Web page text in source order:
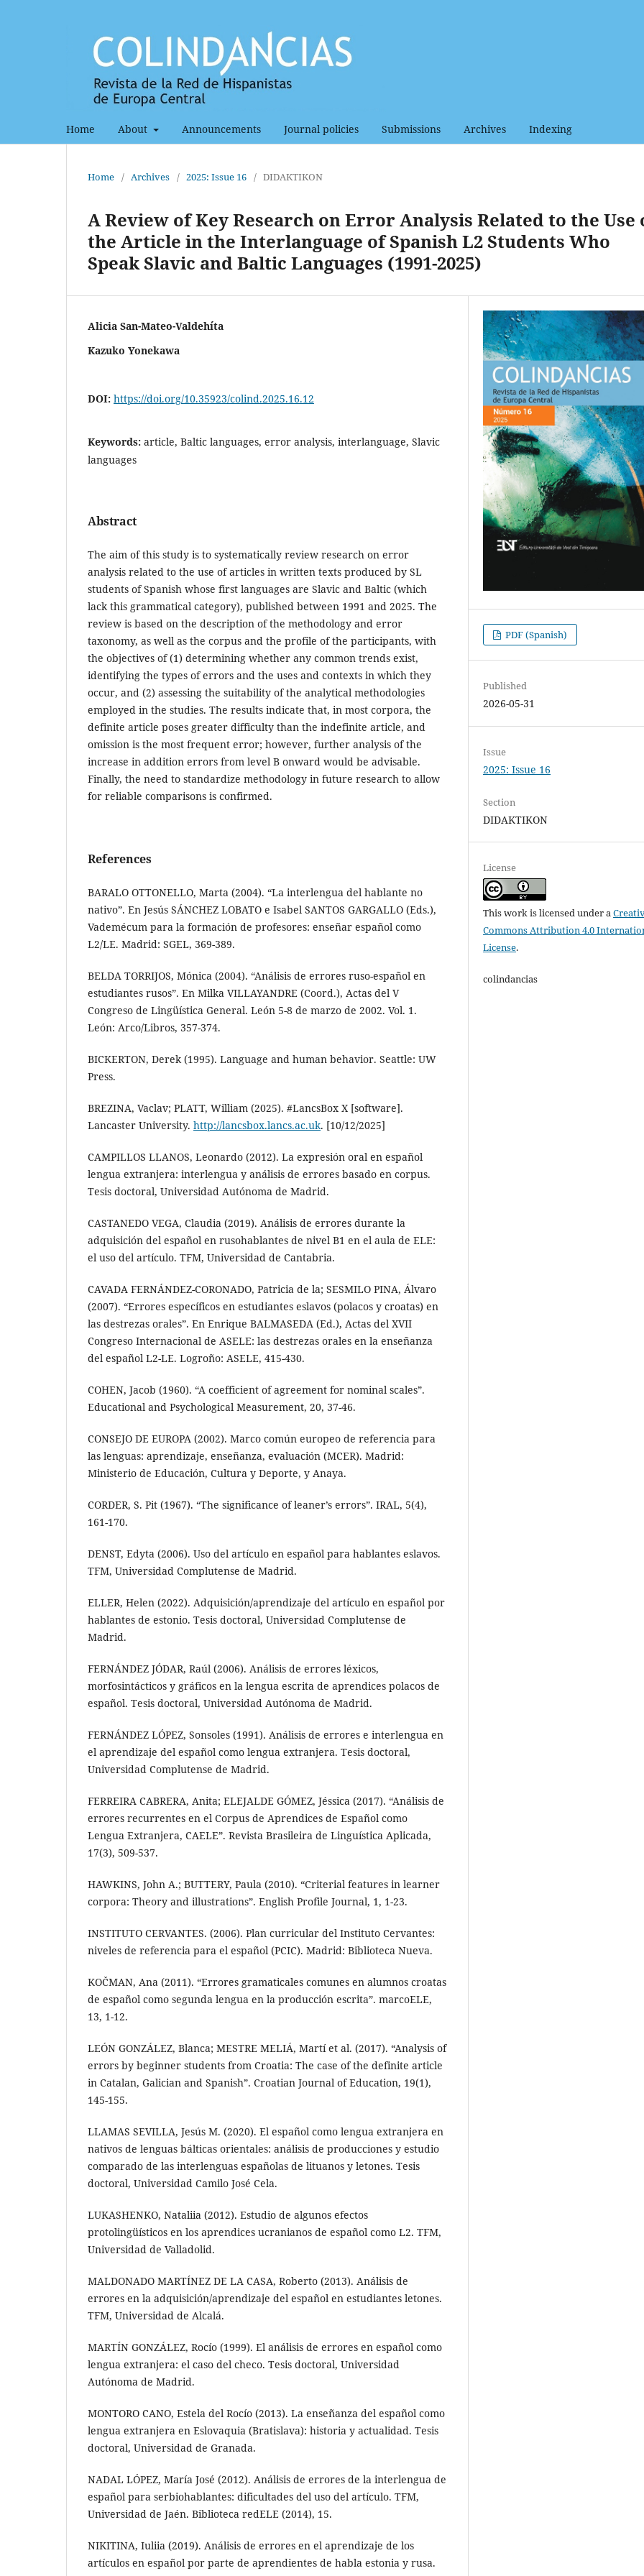
Home About Announcements Journal policies Submissions Archives Indexing
Home / Archives / 2025: Issue 16 / DIDAKTIKON
A Review of Key Research on Error Analysis Related to the Use
the Article in the Interlanguage of Spanish L2 Students Who
Speak Slavic and Baltic Languages (1991-2025)
Alicia San-Mateo-Valdehíta
Kazuko Yonekawa
DOI: https://doi.org/10.35923/colind.2025.16.12
Keywords: article, Baltic languages, error analysis, interlanguage, Slavic
languages
Abstract
The aim of this study is to systematically review research on error
analysis related to the use of articles in written texts produced by SL
students of Spanish whose first languages are Slavic and Baltic (which
lack this grammatical category), published between 1991 and 2025. The
review is based on the description of the methodology and error
taxonomy, as well as the corpus and the profile of the participants, with
the objectives of (1) determining whether any common trends exist,
identifying the types of errors and the uses and contexts in which they
occur, and (2) assessing the suitability of the analytical methodologies
employed in the studies. The results indicate that, in most corpora, the
definite article poses greater difficulty than the indefinite article, and
omission is the most frequent error; however, further analysis of the
increase in addition errors from level B onward would be advisable.
Finally, the need to standardize methodology in future research to allow
for reliable comparisons is confirmed.
References
BARALO OTTONELLO, Marta (2004). “La interlengua del hablante no
nativo”. En Jesús SÁNCHEZ LOBATO e Isabel SANTOS GARGALLO (Eds.),
Vademécum para la formación de profesores: enseñar español como
L2/LE. Madrid: SGEL, 369-389.
BELDA TORRIJOS, Mónica (2004). “Análisis de errores ruso-español en
estudiantes rusos”. En Milka VILLAYANDRE (Coord.), Actas del V
Congreso de Lingüística General. León 5-8 de marzo de 2002. Vol. 1.
León: Arco/Libros, 357-374.
BICKERTON, Derek (1995). Language and human behavior. Seattle: UW
Press.
BREZINA, Vaclav; PLATT, William (2025). #LancsBox X [software].
Lancaster University. http://lancsbox.lancs.ac.uk. [10/12/2025]
CAMPILLOS LLANOS, Leonardo (2012). La expresión oral en español
lengua extranjera: interlengua y análisis de errores basado en corpus.
Tesis doctoral, Universidad Autónoma de Madrid.
CASTANEDO VEGA, Claudia (2019). Análisis de errores durante la
adquisición del español en rusohablantes de nivel B1 en el aula de ELE:
el uso del artículo. TFM, Universidad de Cantabria.
CAVADA FERNÁNDEZ-CORONADO, Patricia de la; SESMILO PINA, Álvaro
(2007). “Errores específicos en estudiantes eslavos (polacos y croatas) en
las destrezas orales”. En Enrique BALMASEDA (Ed.), Actas del XVII
Congreso Internacional de ASELE: las destrezas orales en la enseñanza
del español L2-LE. Logroño: ASELE, 415-430.
COHEN, Jacob (1960). “A coefficient of agreement for nominal scales”.
Educational and Psychological Measurement, 20, 37-46.
CONSEJO DE EUROPA (2002). Marco común europeo de referencia para
las lenguas: aprendizaje, enseñanza, evaluación (MCER). Madrid:
Ministerio de Educación, Cultura y Deporte, y Anaya.
CORDER, S. Pit (1967). “The significance of leaner’s errors”. IRAL, 5(4),
161-170.
DENST, Edyta (2006). Uso del artículo en español para hablantes eslavos.
TFM, Universidad Complutense de Madrid.
ELLER, Helen (2022). Adquisición/aprendizaje del artículo en español por
hablantes de estonio. Tesis doctoral, Universidad Complutense de
Madrid.
FERNÁNDEZ JÓDAR, Raúl (2006). Análisis de errores léxicos,
morfosintácticos y gráficos en la lengua escrita de aprendices polacos de
español. Tesis doctoral, Universidad Autónoma de Madrid.
FERNÁNDEZ LÓPEZ, Sonsoles (1991). Análisis de errores e interlengua en
el aprendizaje del español como lengua extranjera. Tesis doctoral,
Universidad Complutense de Madrid.
FERREIRA CABRERA, Anita; ELEJALDE GÓMEZ, Jéssica (2017). “Análisis de
errores recurrentes en el Corpus de Aprendices de Español como
Lengua Extranjera, CAELE”. Revista Brasileira de Linguística Aplicada,
17(3), 509-537.
HAWKINS, John A.; BUTTERY, Paula (2010). “Criterial features in learner
corpora: Theory and illustrations”. English Profile Journal, 1, 1-23.
INSTITUTO CERVANTES. (2006). Plan curricular del Instituto Cervantes:
niveles de referencia para el español (PCIC). Madrid: Biblioteca Nueva.
KOČMAN, Ana (2011). “Errores gramaticales comunes en alumnos croatas
de español como segunda lengua en la producción escrita”. marcoELE,
13, 1-12.
LEÓN GONZÁLEZ, Blanca; MESTRE MELIÁ, Martí et al. (2017). “Analysis of
errors by beginner students from Croatia: The case of the definite article
in Catalan, Galician and Spanish”. Croatian Journal of Education, 19(1),
145-155.
LLAMAS SEVILLA, Jesús M. (2020). El español como lengua extranjera en
nativos de lenguas bálticas orientales: análisis de producciones y estudio
comparado de las interlenguas españolas de lituanos y letones. Tesis
doctoral, Universidad Camilo José Cela.
LUKASHENKO, Nataliia (2012). Estudio de algunos efectos
protolingüísticos en los aprendices ucranianos de español como L2. TFM,
Universidad de Valladolid.
MALDONADO MARTÍNEZ DE LA CASA, Roberto (2013). Análisis de
errores en la adquisición/aprendizaje del español en estudiantes letones.
TFM, Universidad de Alcalá.
MARTÍN GONZÁLEZ, Rocío (1999). El análisis de errores en español como
lengua extranjera: el caso del checo. Tesis doctoral, Universidad
Autónoma de Madrid.
MONTORO CANO, Estela del Rocío (2013). La enseñanza del español como
lengua extranjera en Eslovaquia (Bratislava): historia y actualidad. Tesis
doctoral, Universidad de Granada.
NADAL LÓPEZ, María José (2012). Análisis de errores de la interlengua de
español para serbiohablantes: dificultades del uso del artículo. TFM,
Universidad de Jaén. Biblioteca redELE (2014), 15.
NIKITINA, Iuliia (2019). Análisis de errores en el aprendizaje de los
artículos en español por parte de aprendientes de habla estonia y rusa.
PDF (Spanish)
Published
2026-05-31
Issue
2025: Issue 16
Section
DIDAKTIKON
License
This work is licensed under a
Commons Attribution 4.0
License.
colindancias